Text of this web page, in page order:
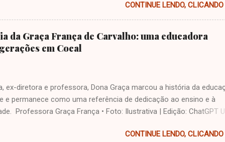
por acidentes com espinhos, palhas, madeiras e plantas em
Como a pessoa pode pegar esporotricose? A forma mais
é pelo contato com gatos infectados, seja por arranhões,
contato direto com feridas do animal. Também é possível pegar
plantas e madeiras sem proteção, principalmente em áreas rurais.
A doença pode se apresentar de várias formas. Veja as
vai piorando com o tempo. Esporotricose linfocutânea: forma
carocinhos (nódulos) que se espalham pela pele, seguindo o
vasos linfátic...
CONTINUE LENDO,
da Graça França de Carvalho: uma educadora
em Cocal
ex-diretora e professora, Dona Graça marcou a história da
e permanece como uma referência de dedicação ao ensino e à
Professora Graça França • Foto: Ilustrativa | Edição: ChatGPT
ligada ao desenvolvimento da educação em Cocal, no Norte do
CONTINUE LENDO,